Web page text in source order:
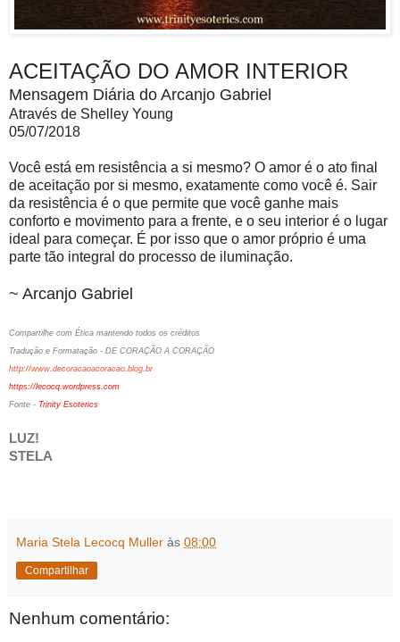
ACEITAÇÃO DO AMOR INTERIOR
Mensagem Diária do Arcanjo Gabriel
Através de Shelley Young
05/07/2018
Você está em resistência a si mesmo? O amor é o ato final
de aceitação por si mesmo, exatamente como você é. Sair
da resistência é o que permite que você ganhe mais
conforto e movimento para a frente, e o seu interior é o lugar
ideal para começar. É por isso que o amor próprio é uma
parte tão integral do processo de iluminação.
~ Arcanjo Gabriel
Compartilhe com Ética mantendo todos os créditos
Tradução e Formatação - DE CORAÇÃO A CORAÇÃO
http://www.decoracaoacoracao.blog.br
https://lecocq.wordpress.com
Fonte - Trinity Esoterics
LUZ!
STELA
Maria Stela Lecocq Muller às 08:00
Compartilhar
Nenhum comentário: